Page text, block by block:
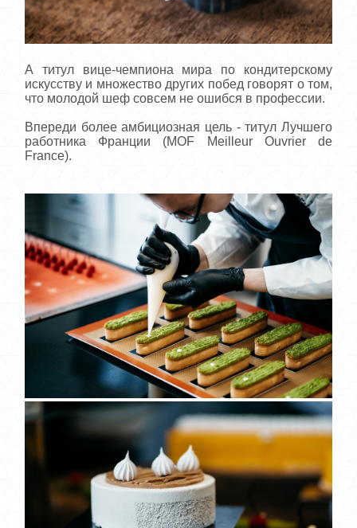
А титул вице-чемпиона мира по кондитерскому
искусству и множество других побед говорят о том,
что молодой шеф совсем не ошибся в профессии.
Впереди более амбициозная цель - титул Лучшего
работника Франции (MOF Meilleur Ouvrier de
France).